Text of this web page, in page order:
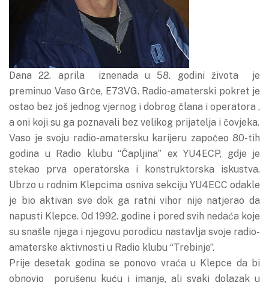
Dana 22. aprila iznenada u 58. godini života je
preminuo Vaso Grče, E73VG. Radio-amaterski pokret je
ostao bez još jednog vjernog i dobrog člana i operatora ,
a oni koji su ga poznavali bez velikog prijatelja i čovjeka.
Vaso je svoju radio-amatersku karijeru započeo 80-tih
godina u Radio klubu “Čapljina” ex YU4ECP, gdje je
stekao prva operatorska i konstruktorska iskustva.
Ubrzo u rodnim Klepcima osniva sekciju YU4ECC odakle
je bio aktivan sve dok ga ratni vihor nije natjerao da
napusti Klepce. Od 1992. godine i pored svih nedaća koje
su snašle njega i njegovu porodicu nastavlja svoje radio-
amaterske aktivnosti u Radio klubu “Trebinje”.
Prije desetak godina se ponovo vraća u Klepce da bi
obnovio porušenu kuću i imanje, ali svaki dolazak u